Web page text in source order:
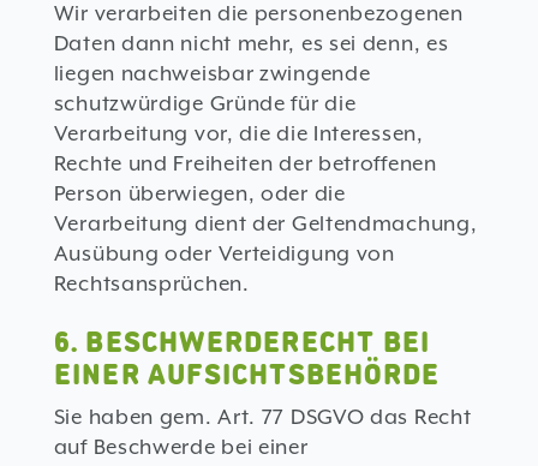
Wir verarbeiten die personenbezogenen
Daten dann nicht mehr, es sei denn, es
liegen nachweisbar zwingende
schutzwürdige Gründe für die
Verarbeitung vor, die die Interessen,
Rechte und Freiheiten der betroffenen
Person überwiegen, oder die
Verarbeitung dient der Geltendmachung,
Ausübung oder Verteidigung von
Rechtsansprüchen.
6. BESCHWERDERECHT BEI
EINER AUFSICHTSBEHÖRDE
Sie haben gem. Art. 77 DSGVO das Recht
auf Beschwerde bei einer